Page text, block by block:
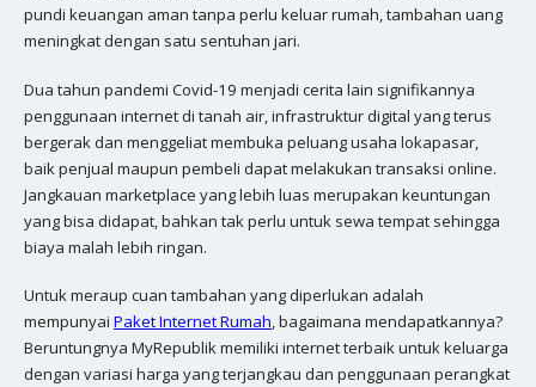
pundi keuangan aman tanpa perlu keluar rumah, tambahan uang
meningkat dengan satu sentuhan jari.
Dua tahun pandemi Covid-19 menjadi cerita lain signifikannya
penggunaan internet di tanah air, infrastruktur digital yang terus
bergerak dan menggeliat membuka peluang usaha lokapasar,
baik penjual maupun pembeli dapat melakukan transaksi online.
Jangkauan marketplace yang lebih luas merupakan keuntungan
yang bisa didapat, bahkan tak perlu untuk sewa tempat sehingga
biaya malah lebih ringan.
Untuk meraup cuan tambahan yang diperlukan adalah
mempunyai Paket Internet Rumah, bagaimana mendapatkannya?
Beruntungnya MyRepublik memiliki internet terbaik untuk keluarga
dengan variasi harga yang terjangkau dan penggunaan perangkat